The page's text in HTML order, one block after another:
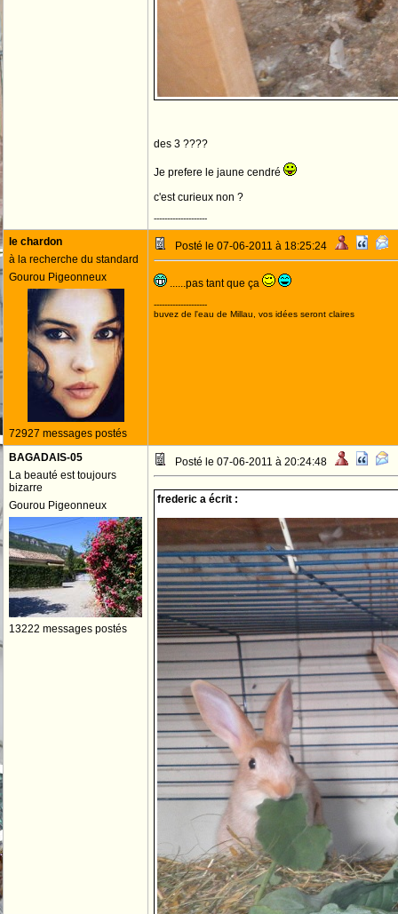
des 3 ????
Je prefere le jaune cendré
c'est curieux non ?
--------------------
le chardon
à la recherche du standard
Gourou Pigeonneux
72927 messages postés
Posté le 07-06-2011 à 18:25:24
......pas tant que ça
--------------------
buvez de l'eau de Millau, vos idées seront claires
BAGADAIS-05
La beauté est toujours
bizarre
Gourou Pigeonneux
13222 messages postés
Posté le 07-06-2011 à 20:24:48
frederic a écrit :